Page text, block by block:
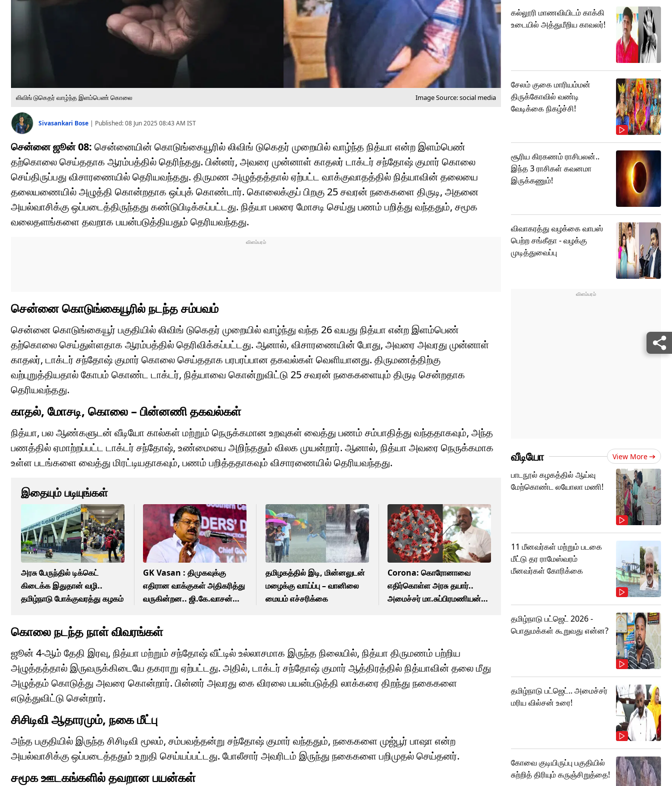
லிவிங் டுகெதர் வாழ்ந்த இளம்பெண் கொலை Image Source: social media
Sivasankari Bose | Published:08 Jun 2025 08:43 AM IST
சென்னை ஜூன் 08: சென்னையின் கொடுங்கையூரில் லிவிங் டுகெதர் முறையில் வாழ்ந்த நித்யா என்ற இளம்பெண்
தற்கொலை செய்ததாக ஆரம்பத்தில் தெரிந்தது. பின்னர், அவரை முன்னாள் காதலர் டாக்டர் சந்தோஷ் குமார் கொலை
செய்திருப்பது விசாரணையில் தெரியவந்தது. திருமண அழுத்தத்தால் ஏற்பட்ட வாக்குவாதத்தில் நித்யாவின் தலையை
தலையணையில் அழுத்தி கொன்றதாக ஒப்புக் கொண்டார். கொலைக்குப் பிறகு 25 சவரன் நகைகளை திருடி, அதனை
அயல்வாசிக்கு ஒப்படைத்திருந்தது கண்டுபிடிக்கப்பட்டது. நித்யா பலரை மோசடி செய்து பணம் பறித்து வந்ததும், சமூக
வலைதளங்களை தவறாக பயன்படுத்தியதும் தெரியவந்தது.
சென்னை கொடுங்கையூரில் நடந்த சம்பவம்
சென்னை கொடுங்கையூர் பகுதியில் லிவிங் டுகெதர் முறையில் வாழ்ந்து வந்த 26 வயது நித்யா என்ற இளம்பெண்
தற்கொலை செய்துள்ளதாக ஆரம்பத்தில் தெரிவிக்கப்பட்டது. ஆனால், விசாரணையின் போது, அவரை அவரது முன்னாள்
காதலர், டாக்டர் சந்தோஷ் குமார் கொலை செய்ததாக பரபரப்பான தகவல்கள் வெளியானது. திருமணத்திற்கு
வற்புறுத்தியதால் கோபம் கொண்ட டாக்டர், நித்யாவை கொன்றுவிட்டு 25 சவரன் நகைகளையும் திருடி சென்றதாக
தெரியவந்தது.
காதல், மோசடி, கொலை – பின்னணி தகவல்கள்
நித்யா, பல ஆண்களுடன் வீடியோ கால்கள் மற்றும் நெருக்கமான உறவுகள் வைத்து பணம் சம்பாதித்து வந்ததாகவும், அந்த
பணத்தில் ஏமாற்றப்பட்ட டாக்டர் சந்தோஷ், உண்மையை அறிந்ததும் விலக முயன்றார். ஆனால், நித்யா அவரை நெருக்கமாக
உள்ள படங்களை வைத்து மிரட்டியதாகவும், பணம் பறித்ததாகவும் விசாரணையில் தெரியவந்தது.
இதையும் படியுங்கள்
அரசு பேருந்தில் டிக்கெட்
கிடைக்க இதுதான் வழி..
தமிழ்நாடு போக்குவரத்து கழகம்
GK Vasan : திமுகவுக்கு
எதிரான வாக்குகள் அதிகரித்து
வருகின்றன.. ஜி.கே.வாசன்
தமிழகத்தில் இடி, மின்னலுடன்
மழைக்கு வாய்ப்பு – வானிலை
மையம் எச்சரிக்கை
Corona: கொரோனாவை
எதிர்கொள்ள அரசு தயார்..
அமைச்சர் மா.சுப்பிரமணியன்
கொலை நடந்த நாள் விவரங்கள்
ஜூன் 4-ஆம் தேதி இரவு, நித்யா மற்றும் சந்தோஷ் வீட்டில் உல்லாசமாக இருந்த நிலையில், நித்யா திருமணம் பற்றிய
அழுத்தத்தால் இருவருக்கிடையே தகராறு ஏற்பட்டது. அதில், டாக்டர் சந்தோஷ் குமார் ஆத்திரத்தில் நித்யாவின் தலை மீது
அழுத்தம் கொடுத்து அவரை கொன்றார். பின்னர் அவரது கை விரலை பயன்படுத்தி லாக்கரை திறந்து நகைகளை
எடுத்துவிட்டு சென்றார்.
சிசிடிவி ஆதாரமும், நகை மீட்பு
அந்த பகுதியில் இருந்த சிசிடிவி மூலம், சம்பவத்தன்று சந்தோஷ் குமார் வந்ததும், நகைகளை முஜ்பூர் பாஷா என்ற
அயல்வாசிக்கு ஒப்படைத்ததும் உறுதி செய்யப்பட்டது. போலீசார் அவரிடம் இருந்து நகைகளை பறிமுதல் செய்தனர்.
சமூக ஊடகங்களில் தவறான பயன்கள்
கல்லூரி மாணவியிடம் காக்கி
உடையில் அத்துமீறிய காவலர்!
சேலம் குகை மாரியம்மன்
திருக்கோவில் வண்டி
வேடிக்கை நிகழ்ச்சி!
சூரிய கிரகணம் ராசிபலன்..
இந்த 3 ராசிகள் கவனமா
இருக்கணும்!
விவாகரத்து வழக்கை வாபஸ்
பெற்ற சங்கீதா - வழக்கு
முடித்துவைப்பு
வீடியோ View More
பாடநூல் கழகத்தில் ஆய்வு
மேற்கொண்ட லயோலா மணி!
11 மீனவர்கள் மற்றும் படகை
மீட்டு தர ராமேஸ்வரம்
மீனவர்கள் கோரிக்கை
தமிழ்நாடு பட்ஜெட் 2026 -
பொதுமக்கள் கூறுவது என்ன?
தமிழ்நாடு பட்ஜெட்.. அமைச்சர்
மரிய வில்சன் உரை!
கோவை குடியிருப்பு பகுதியில்
சுற்றித் திரியும் கருஞ்சிறுத்தை!